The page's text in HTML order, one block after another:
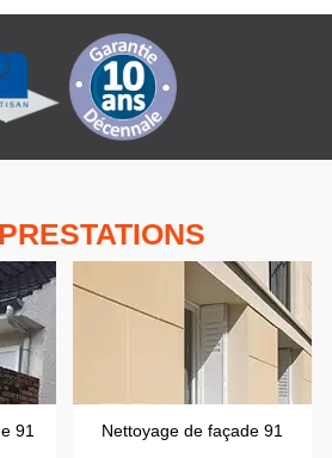
91 Nettoyage de façade 91